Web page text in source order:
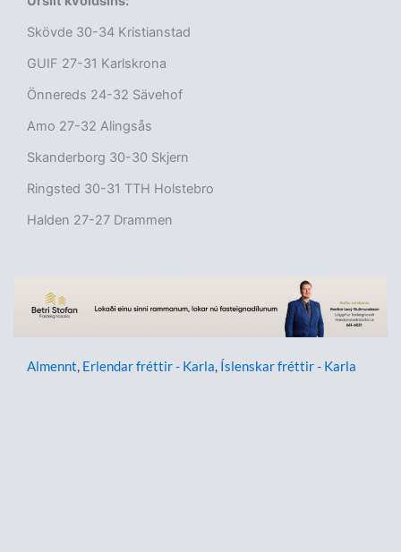
Skövde 30-34 Kristianstad
GUIF 27-31 Karlskrona
Önnereds 24-32 Sävehof
Amo 27-32 Alingsås
Skanderborg 30-30 Skjern
Ringsted 30-31 TTH Holstebro
Halden 27-27 Drammen
Almennt, Erlendar fréttir - Karla, Íslenskar fréttir - Karla